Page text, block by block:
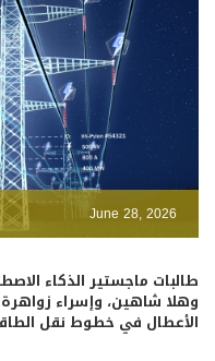
June 28, 2026
طالبات ماجستير الذكاء
وهلا شاهين، وإسراء
الأعطال في خطوط نقل